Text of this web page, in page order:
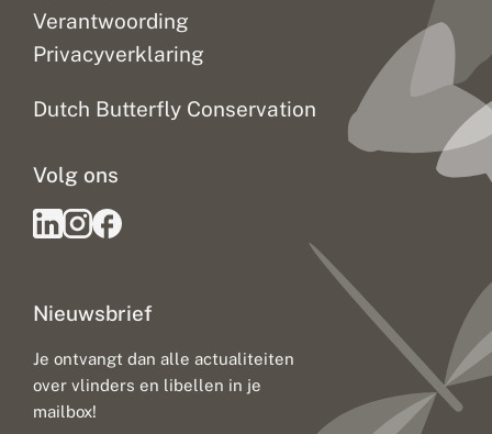
Verantwoording
Privacyverklaring
Dutch Butterfly Conservation
Nieuwsbrief
Je ontvangt dan alle actualiteiten
over vlinders en libellen in je
mailbox!
Volg ons